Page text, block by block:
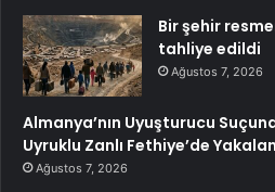
Bir şehir
tahliye edildi
Ağustos 7, 2026
Almanya’nın Uyuşturucu
Uyruklu Zanlı Fethiye’de
Ağustos 7, 2026